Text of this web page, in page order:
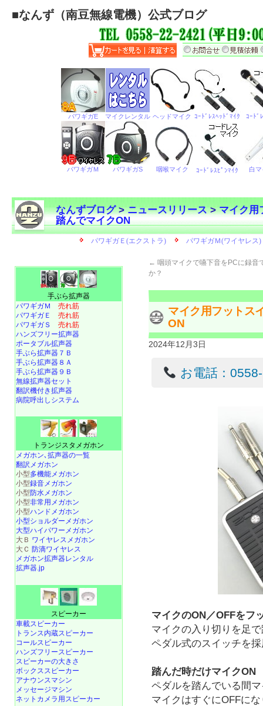
■なんず（南豆無線電機）公式ブログ
なんずブログ>ニュースリリース>マイク用
踏んでマイクON
← 咽頭マイクで嚥下音をPCに録音
か？
マイク用フットス
ON
2024年12月3日
お電話：
マイクのON／OFFをフ
マイクの入り切りを足
ペダル式のスイッチを
踏んだ時だけマイクON
ペダルを踏んでいる間
マイクはすぐにOFFに
手ぶら拡声器
パワギガＭ 売れ筋
パワギガＥ 売れ筋
パワギガＳ 売れ筋
ハンズフリー拡声器
ポータブル拡声器
手ぶら拡声器７Ｂ
手ぶら拡声器８Ａ
手ぶら拡声器９Ｂ
無線拡声器セット
翻訳機付き拡声器
病院呼出しシステム
トランジスタメガホン
メガホン､拡声器の一覧
翻訳メガホン
小型多機能メガホン
小型録音メガホン
小型防水メガホン
小型非常用メガホン
小型ハンドメガホン
小型ショルダーメガホン
大型ハイパワーメガホン
大Ｂ ワイヤレスメガホン
大Ｃ 防滴ワイヤレス
メガホン拡声器レンタル
拡声器.jp
スピーカー
車載スピーカー
トランス内蔵スピーカー
コールスピーカー
ハンズフリースピーカー
スピーカーの大きさ
ボックススピーカー
アナウンスマシン
メッセージマシン
ネットカメラ用スピーカー